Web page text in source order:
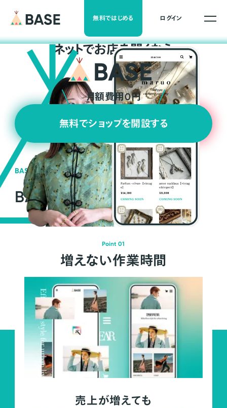
無料ではじめる ログイン
ネットでお店を開くなら
月額費用0円
無料でショップを開設する
BASEの強み
BASEが強い3つの理由
Point 01
増えない作業時間
売上が増えても